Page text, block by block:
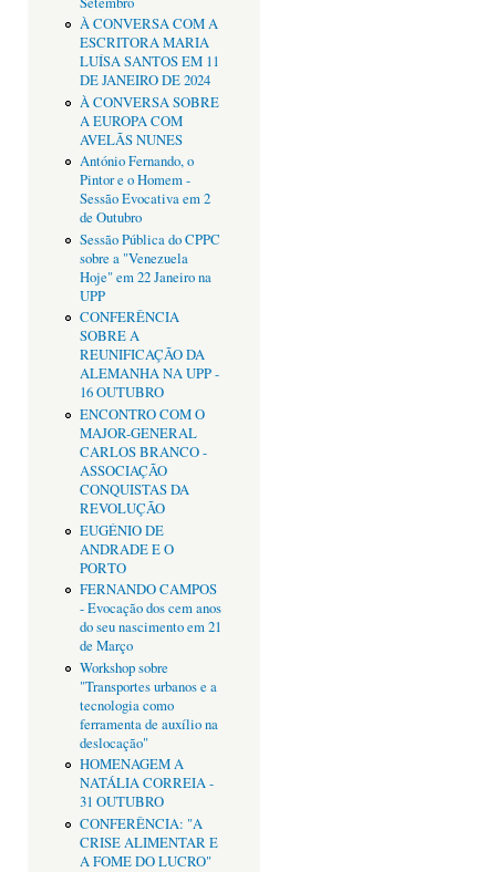
À CONVERSA COM A
ESCRITORA MARIA
LUÍSA SANTOS EM 11
DE JANEIRO DE 2024
À CONVERSA SOBRE
A EUROPA COM
AVELÃS NUNES
António Fernando, o
Pintor e o Homem -
Sessão Evocativa em 2
de Outubro
Sessão Pública do CPPC
sobre a "Venezuela
Hoje" em 22 Janeiro na
UPP
CONFERÊNCIA
SOBRE A
REUNIFICAÇÃO DA
ALEMANHA NA UPP -
16 OUTUBRO
ENCONTRO COM O
MAJOR-GENERAL
CARLOS BRANCO -
ASSOCIAÇÃO
CONQUISTAS DA
REVOLUÇÃO
EUGÉNIO DE
ANDRADE E O
PORTO
FERNANDO CAMPOS
- Evocação dos cem anos
do seu nascimento em 21
de Março
Workshop sobre
"Transportes urbanos e a
tecnologia como
ferramenta de auxílio na
deslocação"
HOMENAGEM A
NATÁLIA CORREIA -
31 OUTUBRO
CONFERÊNCIA: "A
CRISE ALIMENTAR E
A FOME DO LUCRO"